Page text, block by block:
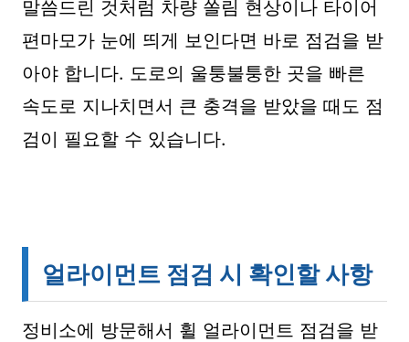
말씀드린 것처럼 차량 쏠림 현상이나 타이어
편마모가 눈에 띄게 보인다면 바로 점검을 받
아야 합니다. 도로의 울퉁불퉁한 곳을 빠른
속도로 지나치면서 큰 충격을 받았을 때도 점
검이 필요할 수 있습니다.
얼라이먼트 점검 시 확인할 사항
정비소에 방문해서 휠 얼라이먼트 점검을 받